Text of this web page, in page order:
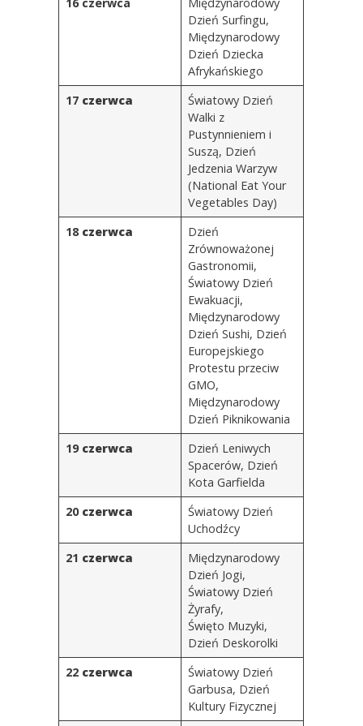
Dzień Surfingu,
Międzynarodowy
Dzień Dziecka
Afrykańskiego
17 czerwca
Światowy Dzień
Walki z
Pustynnieniem i
Suszą, Dzień
Jedzenia Warzyw
(National Eat Your
Vegetables Day)
18 czerwca
Dzień
Zrównoważonej
Gastronomii,
Światowy Dzień
Ewakuacji,
Międzynarodowy
Dzień Sushi, Dzień
Europejskiego
Protestu przeciw
GMO,
Międzynarodowy
Dzień Piknikowania
19 czerwca
Dzień Leniwych
Spacerów, Dzień
Kota Garfielda
20 czerwca
Światowy Dzień
Uchodźcy
21 czerwca
Międzynarodowy
Dzień Jogi,
Światowy Dzień
Żyrafy,
Święto Muzyki,
Dzień Deskorolki
22 czerwca
Światowy Dzień
Garbusa, Dzień
Kultury Fizycznej